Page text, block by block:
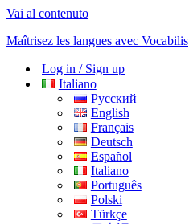
Vai al contenuto
Maîtrisez les langues avec Vocabilis
Log in / Sign up
Italiano
Русский
English
Français
Deutsch
Español
Italiano
Português
Polski
Türkçe